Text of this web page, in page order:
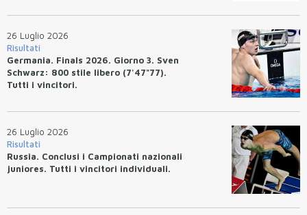
26 Luglio 2026
Risultati
Germania. Finals 2026. Giorno 3. Sven
Schwarz: 800 stile libero (7'47"77).
Tutti i vincitori.
26 Luglio 2026
Risultati
Russia. Conclusi i Campionati nazionali
juniores. Tutti i vincitori individuali.